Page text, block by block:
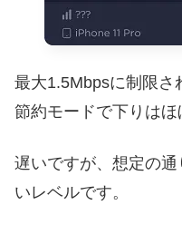
最大1.5Mbpsに制限さ
節約モードで下りはほ
遅いですが、想定の
いレベルです。